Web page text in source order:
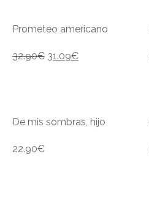
Prometeo americano
32.90€ 31.09€
De mis sombras, hijo
22.90€